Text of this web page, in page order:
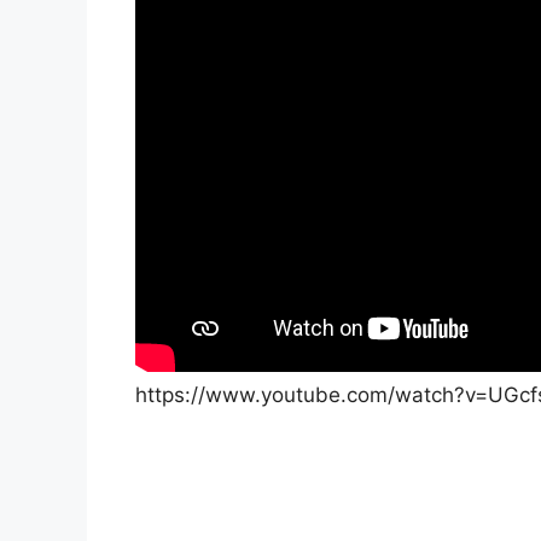
https://www.youtube.com/